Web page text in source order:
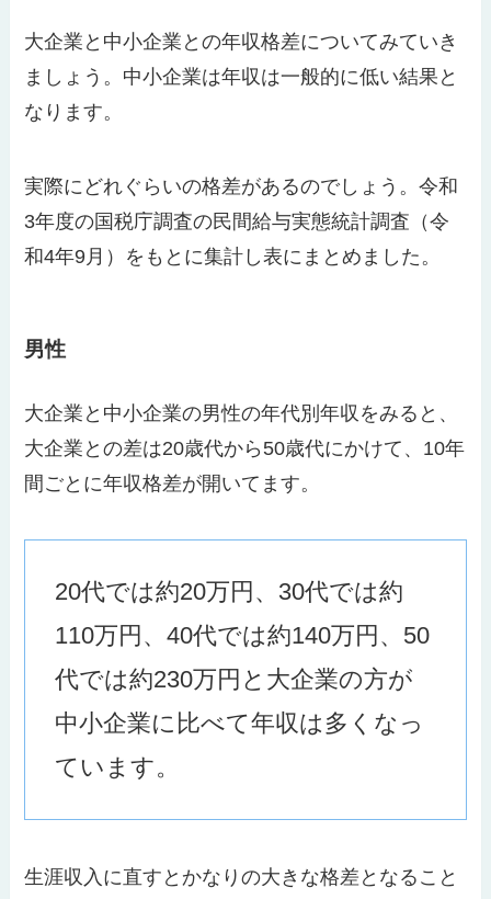
大企業と中小企業との年収格差についてみていき
ましょう。中小企業は年収は一般的に低い結果と
なります。
実際にどれぐらいの格差があるのでしょう。令和
3年度の国税庁調査の民間給与実態統計調査（令
和4年9月）をもとに集計し表にまとめました。
男性
大企業と中小企業の男性の年代別年収をみると、
大企業との差は20歳代から50歳代にかけて、10年
間ごとに年収格差が開いてます。
20代では約20万円、30代では約
110万円、40代では約140万円、50
代では約230万円と大企業の方が
中小企業に比べて年収は多くなっ
ています。
生涯収入に直すとかなりの大きな格差となること